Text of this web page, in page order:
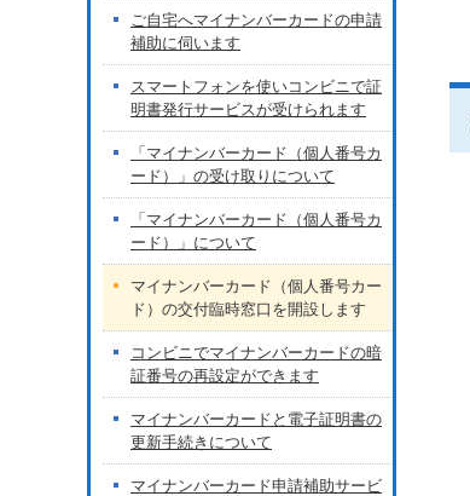
ご自宅へマイナンバーカードの申請
補助に伺います
スマートフォンを使いコンビニで証
明書発行サービスが受けられます
「マイナンバーカード（個人番号カ
ード）」の受け取りについて
「マイナンバーカード（個人番号カ
ード）」について
マイナンバーカード（個人番号カー
ド）の交付臨時窓口を開設します
コンビニでマイナンバーカードの暗
証番号の再設定ができます
マイナンバーカードと電子証明書の
更新手続きについて
マイナンバーカード申請補助サービ